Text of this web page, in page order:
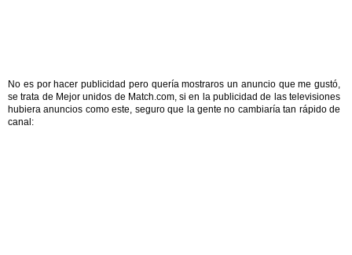
No es por hacer publicidad pero quería mostraros un anuncio que me gustó,
se trata de Mejor unidos de Match.com, si en la publicidad de las televisiones
hubiera anuncios como este, seguro que la gente no cambiaría tan rápido de
canal: